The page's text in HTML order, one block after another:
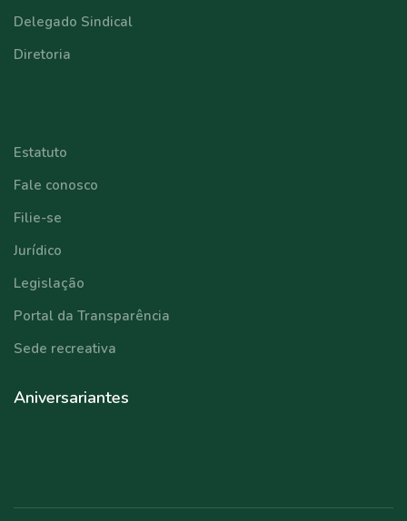
Delegado Sindical
Diretoria
Estatuto
Fale conosco
Filie-se
Jurídico
Legislação
Portal da Transparência
Sede recreativa
Aniversariantes